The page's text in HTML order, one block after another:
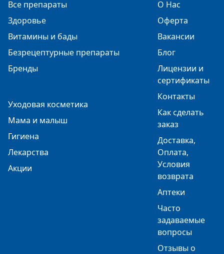
Все препараты
Здоровье
Витамины и бады
Безрецептурные препараты
Бренды
Уходовая косметика
Мама и малыш
Гигиена
Лекарства
Акции
О Нас
Оферта
Вакансии
Блог
Лицензии и
сертификаты
Контакты
Как сделать
заказ
Доставка,
Оплата,
Условия
возврата
Аптеки
Часто
задаваемые
вопросы
Отзывы о